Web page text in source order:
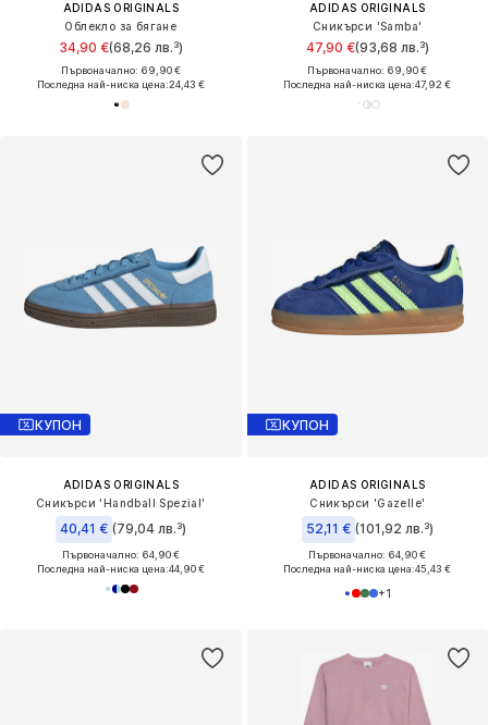
ADIDAS ORIGINALS
Облекло за бягане
34,90 €(68,26 лв.³)
Първоначално: 69,90 €
Последна най-ниска цена:24,43 €
ADIDAS ORIGINALS
Сникърси 'Samba'
47,90 €(93,68 лв.³)
Първоначално: 69,90 €
Последна най-ниска цена:47,92 €
КУПОН
ADIDAS ORIGINALS
Сникърси 'Handball Spezial'
40,41 € (79,04 лв.³)
Първоначално: 64,90 €
Последна най-ниска цена:44,90 €
КУПОН
ADIDAS ORIGINALS
Сникърси 'Gazelle'
52,11 € (101,92 лв.³)
Първоначално: 64,90 €
Последна най-ниска цена:45,43 €
+1